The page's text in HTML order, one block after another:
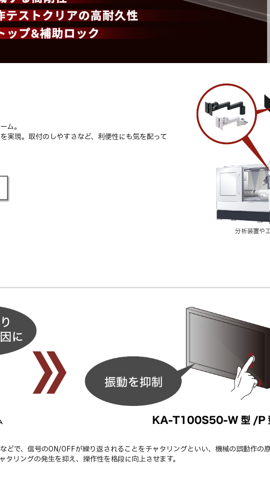
ム。
実現。取付のしやすさなど、利便性にも気を配って
分析装置や
どで、信号のON/OFFが繰り返されることをチャタリングといい、機械の誤動作の
リングの発生を抑え、操作性を格段に向上させます。